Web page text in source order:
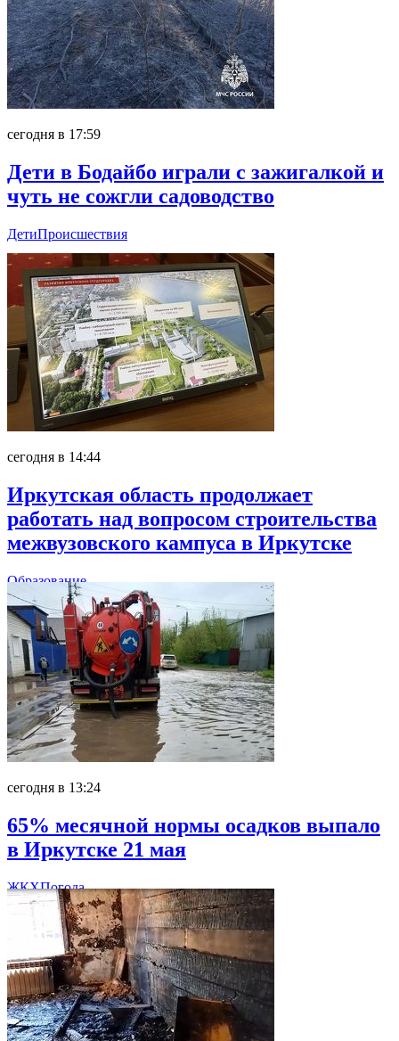
сегодня в 17:59
Дети в Бодайбо играли с зажигалкой и
чуть не сожгли садоводство
ДетиПроисшествия
сегодня в 14:44
Иркутская область продолжает
работать над вопросом строительства
межвузовского кампуса в Иркутске
Образование
сегодня в 13:24
65% месячной нормы осадков выпало
в Иркутске 21 мая
ЖКХПогода